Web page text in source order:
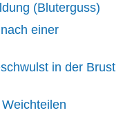
(Bluterguss)
einer
in der Brust